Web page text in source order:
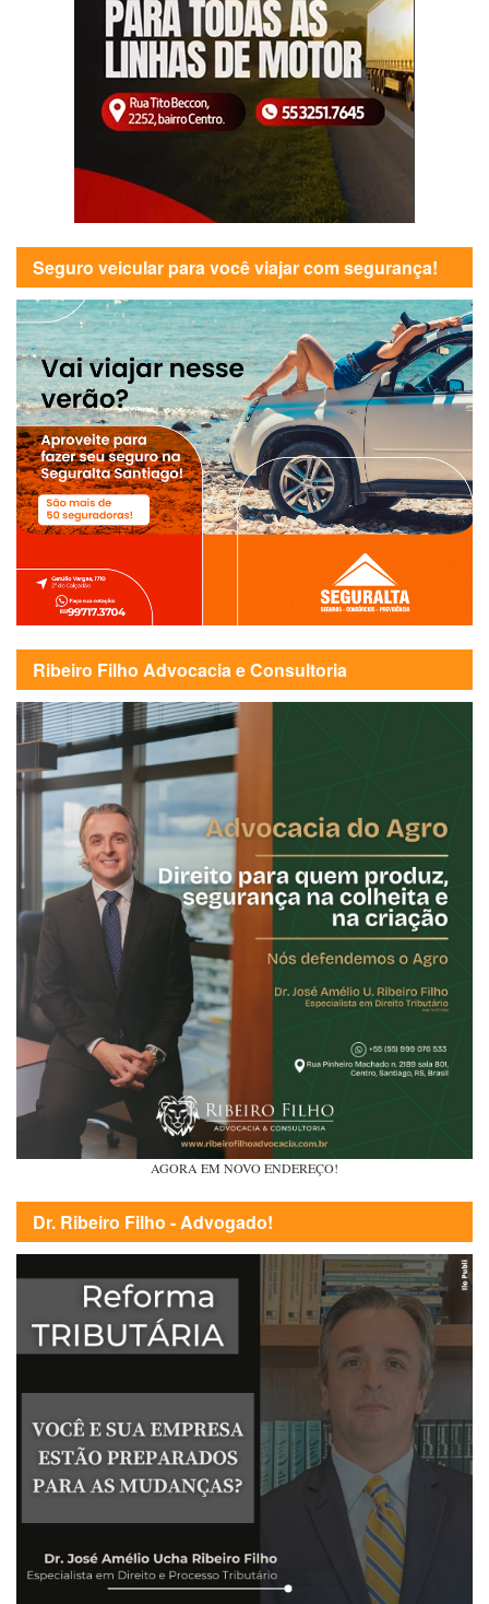
Seguro veicular para você viajar com segurança!
Ribeiro Filho Advocacia e Consultoria
AGORA EM NOVO ENDEREÇO!
Dr. Ribeiro Filho - Advogado!